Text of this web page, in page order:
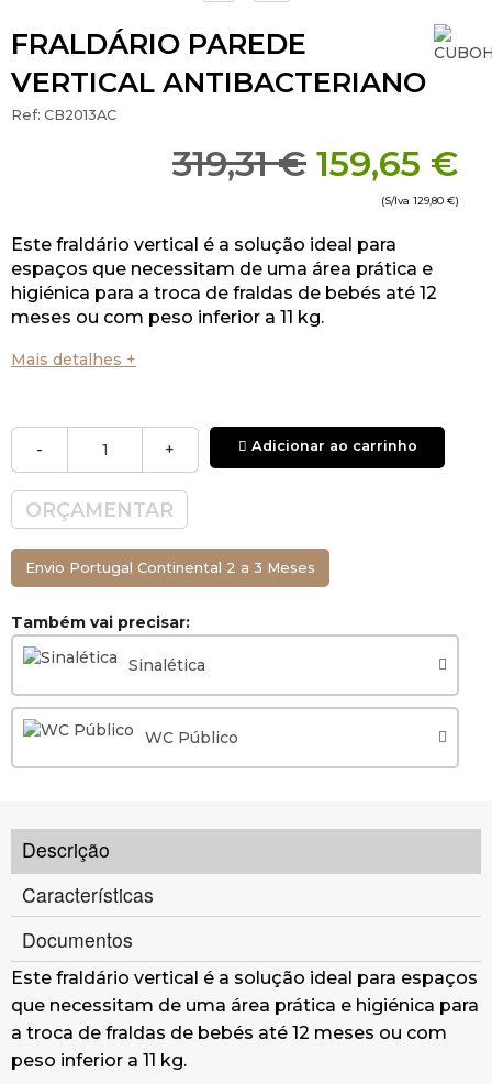
FRALDÁRIO PAREDE
VERTICAL ANTIBACTERIANO
Ref: CB2013AC
319,31 € 159,65 €
(S/Iva 129,80 €)
Este fraldário vertical é a solução ideal para
espaços que necessitam de uma área prática e
higiénica para a troca de fraldas de bebés até 12
meses ou com peso inferior a 11 kg.
Mais detalhes +
- + Adicionar ao carrinho
ORÇAMENTAR
Envio Portugal Continental 2 a 3 Meses
Também vai precisar:
Sinalética
WC Público
Descrição
Características
Documentos
Este fraldário vertical é a solução ideal para espaços
que necessitam de uma área prática e higiénica para
a troca de fraldas de bebés até 12 meses ou com
peso inferior a 11 kg.